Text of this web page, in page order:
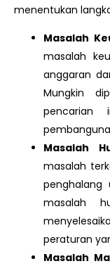
menentukan
Masalah
masalah
anggaran
Mungkin
pencarian
Masalah
masalah
penghalang
masalah
peraturan
Masalah